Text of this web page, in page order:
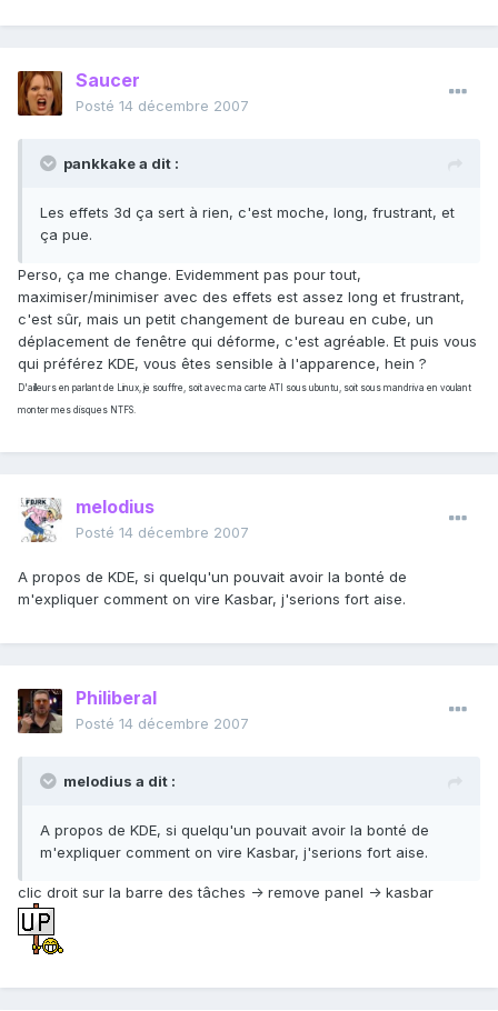
Saucer
Posté 14 décembre 2007
pankkake a dit :
Les effets 3d ça sert à rien, c'est moche, long, frustrant, et
ça pue.
Perso, ça me change. Evidemment pas pour tout,
maximiser/minimiser avec des effets est assez long et frustrant,
c'est sûr, mais un petit changement de bureau en cube, un
déplacement de fenêtre qui déforme, c'est agréable. Et puis vous
qui préférez KDE, vous êtes sensible à l'apparence, hein ?
D'ailleurs en parlant de Linux, je souffre, soit avec ma carte ATI sous ubuntu, soit sous mandriva en voulant
monter mes disques NTFS.
melodius
Posté 14 décembre 2007
A propos de KDE, si quelqu'un pouvait avoir la bonté de
m'expliquer comment on vire Kasbar, j'serions fort aise.
Philiberal
Posté 14 décembre 2007
melodius a dit :
A propos de KDE, si quelqu'un pouvait avoir la bonté de
m'expliquer comment on vire Kasbar, j'serions fort aise.
clic droit sur la barre des tâches -> remove panel -> kasbar